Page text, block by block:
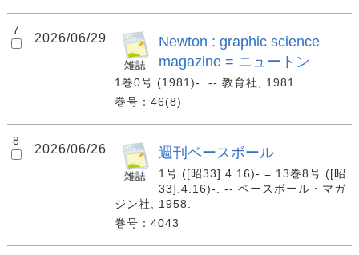
7
2026/06/29
Newton : graphic science
magazine = ニュートン
1巻0号 (1981)-. -- 教育社, 1981.
巻号：46(8)
8
2026/06/26 週刊ベースボール
1号 ([昭33].4.16)- = 13巻8号 ([昭
33].4.16)-. -- ベースボール・マガ
ジン社, 1958.
巻号：4043